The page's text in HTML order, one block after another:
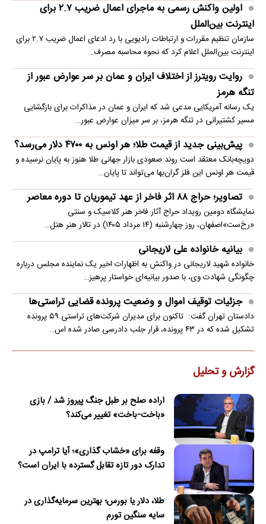
اولین واکنش رسمی به ماجرای اعمال ضریب ۲.۷ برای
اینترنت بین‌الملل
سازمان تنظیم مقررات و ارتباطات رادیویی با رد ادعای اعمال ضریب ۲.۷ برای
اینترنت بین‌الملل اعلام کرد که نحوه محاسبه مصرف…
روایت رویترز از اختلاف ایران و عمان بر سر عوارض عبور از
تنگه هرمز
یک رسانه آمریکایی مدعی شد که ایران و عمان در مذاکرات برای بازگشایی
مسیر کشتیرانی در تنگه هرمز، بر سر میزان عوارض عبور…
پیش‌بینی جدید از قیمت طلا؛ هر اونس به ۴۷۰۰ دلار می‌رسد؟
دویچه‌بانک معتقد است روند صعودی بازار جهانی طلا هنوز به پایان نرسیده و
قیمت هر اونس این فلز گران‌بها می‌تواند تا پایان…
تصاویر؛ حراج ۸۸ اثر فاخر از عهد تیموریان تا دوره معاصر
نمایشگاه دومین رویداد حراج آثار فاخر هنر کلاسیک و سنتی
«رخ‌ست»اصفهان، روز چهارشنبه (۱۴ مرداد ۱۴۰۵) در تالار هنر هتل…
بیانیه خانواده علی لاریجانی
خانواده شهید لاریجانی در واکنش به اظهارات اخیر یک نماینده مجلس درباره
چگونگی شهادت وی، با صدور بیانیه‌ای خواستار پرهیز…
جزئیات توقیف اموال و وضعیت پرونده قضایی تراستی‌ها
دادستان تهران گفت: تاکنون برای مدیران شرکت‌های تراستی ۵۹ پرونده
تشکیل شده که در ۴۳ پرونده، قرار جلب دادرسی صادر شده اس…
گزارش و تحلیل
اراده صلح بر طبل جنگ پیروز شد / بازی
«باخت-باخت» تغییر می‌کند؟
وقفه برای «خشاب گذاری»؛ آیا ترامپ در
تدارک دور تازه تقابل گسترده با ایران است؟
طلا، دلار یا بورس؛ بهترین سرمایه‌گذاری در
سایه سنگین تورم